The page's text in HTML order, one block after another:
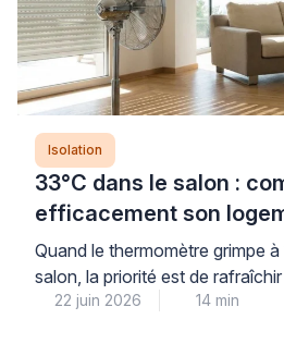
Isolation
33°C dans le salon :
efficacement son
de canicule
Quand le thermomètre grimpe
salon, la priorité est de
intérieur tout en préparant des
22 juin 2026 14 min